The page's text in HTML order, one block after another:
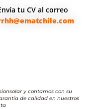
tu CV al correo
y contamos con su
de calidad en nuestros